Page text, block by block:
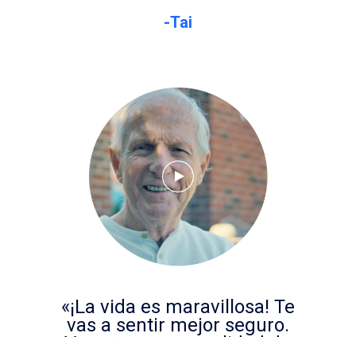
-Tai
«¡La vida es maravillosa! Te
vas a sentir mejor seguro.